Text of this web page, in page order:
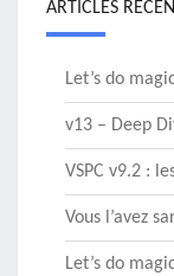
ARTICLES
Let’s do
v13 – Deep
VSPC v9.2 :
Vous l’avez
Let’s do